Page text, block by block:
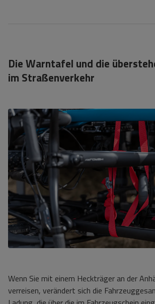
Die Warntafel und die
im Straßenverkehr
Wenn Sie mit einem Heckträger an der
verreisen, verändert sich die